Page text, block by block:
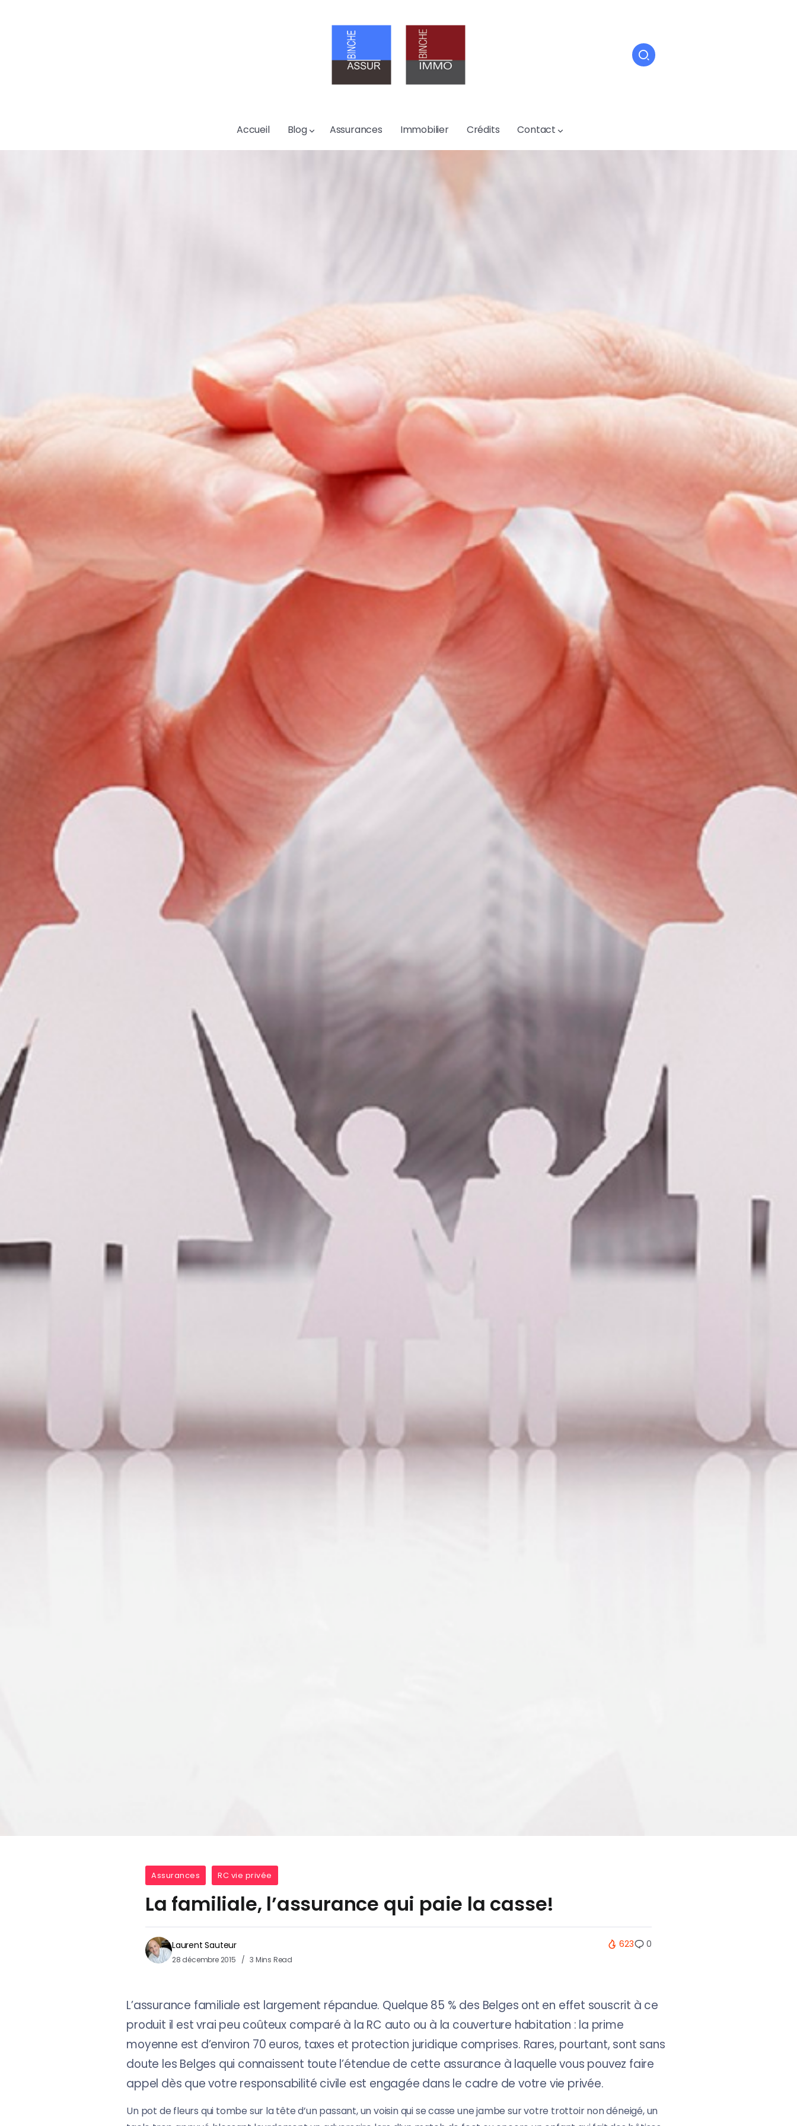
Accueil Blog Assurances Immobilier Crédits Contact
Assurances RC vie privée
La familiale, l’assurance qui paie la casse!
Laurent Sauteur
28 décembre 2015 3 Mins Read
623 0
L’assurance familiale est largement répandue. Quelque 85 % des Belges ont en effet souscrit à ce
produit il est vrai peu coûteux comparé à la RC auto ou à la couverture habitation : la prime
moyenne est d’environ 70 euros, taxes et protection juridique comprises. Rares, pourtant, sont sans
doute les Belges qui connaissent toute l’étendue de cette assurance à laquelle vous pouvez faire
appel dès que votre responsabilité civile est engagée dans le cadre de votre vie privée.
Un pot de fleurs qui tombe sur la tête d’un passant, un voisin qui se casse une jambe sur votre trottoir non déneigé, un